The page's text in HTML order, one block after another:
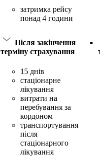
затримка рейсу
понад 4 години
Після закінчення
терміну страхування
15 днів
стаціонарне
лікування
витрати на
перебування за
кордоном
транспортування
після
стаціонарного
лікування